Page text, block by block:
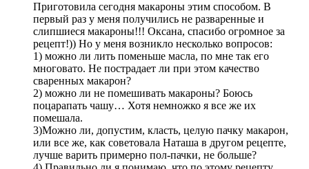
Приготовила сегодня макароны этим способом. В
первый раз у меня получились не разваренные и
слипшиеся макароны!!! Оксана, спасибо огромное за
рецепт!)) Но у меня возникло несколько вопросов:
1) можно ли лить поменьше масла, по мне так его
многовато. Не пострадает ли при этом качество
сваренных макарон?
2) можно ли не помешивать макароны? Боюсь
поцарапать чашу… Хотя немножко я все же их
помешала.
3)Можно ли, допустим, класть, целую пачку макарон,
или все же, как советовала Наташа в другом рецепте,
лучше варить примерно пол-пачки, не больше?